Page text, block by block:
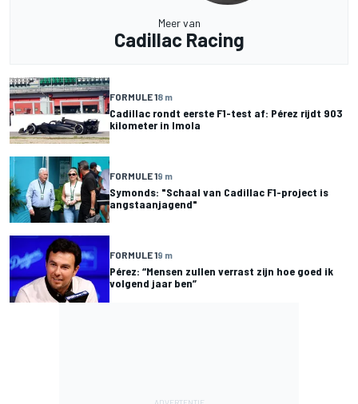
Meer van
Cadillac Racing
FORMULE 18 m
Cadillac rondt eerste F1-test af: Pérez rijdt 903
kilometer in Imola
FORMULE 19 m
Symonds: "Schaal van Cadillac F1-project is
angstaanjagend"
FORMULE 19 m
Pérez: “Mensen zullen verrast zijn hoe goed ik
volgend jaar ben”